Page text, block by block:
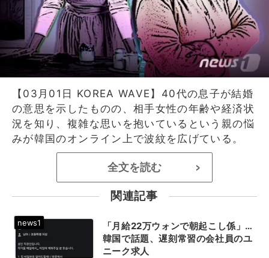
【03月01日 KOREA WAVE】40代の息子が結婚
の意思を示したものの、相手女性の年齢や経済状
況を知り、複雑な思いを抱いているという親の悩
みが韓国のオンライン上で波紋を広げている。
全文を読む >
関連記事
「月給22万ウォンで朝起こし係」…
韓国で話題、遅刻常習の会社員のユ
ニーク求人